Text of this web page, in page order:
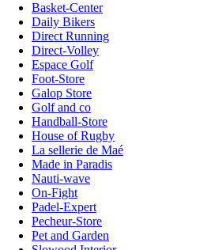
Basket-Center
Daily Bikers
Direct Running
Direct-Volley
Espace Golf
Foot-Store
Galop Store
Golf and co
Handball-Store
House of Rugby
La sellerie de Maé
Made in Paradis
Nauti-wave
On-Fight
Padel-Expert
Pecheur-Store
Pet and Garden